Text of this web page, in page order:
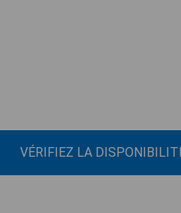
VÉRIFIEZ LA